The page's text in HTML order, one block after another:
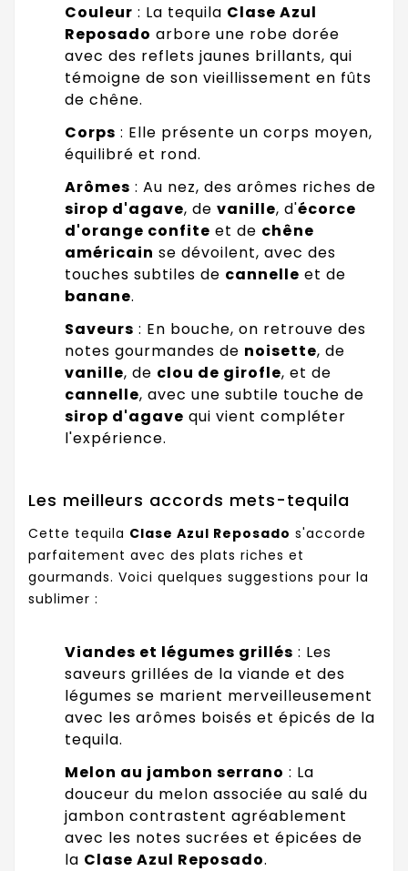
Couleur : La tequila Clase Azul
Reposado arbore une robe dorée
avec des reflets jaunes brillants, qui
témoigne de son vieillissement en fûts
de chêne.
Corps : Elle présente un corps moyen,
équilibré et rond.
Arômes : Au nez, des arômes riches de
sirop d'agave, de vanille, d'écorce
d'orange confite et de chêne
américain se dévoilent, avec des
touches subtiles de cannelle et de
banane.
Saveurs : En bouche, on retrouve des
notes gourmandes de noisette, de
vanille, de clou de girofle, et de
cannelle, avec une subtile touche de
sirop d'agave qui vient compléter
l'expérience.
Les meilleurs accords mets-tequila
Cette tequila Clase Azul Reposado s'accorde
parfaitement avec des plats riches et
gourmands. Voici quelques suggestions pour la
sublimer :
Viandes et légumes grillés : Les
saveurs grillées de la viande et des
légumes se marient merveilleusement
avec les arômes boisés et épicés de la
tequila.
Melon au jambon serrano : La
douceur du melon associée au salé du
jambon contrastent agréablement
avec les notes sucrées et épicées de
la Clase Azul Reposado.